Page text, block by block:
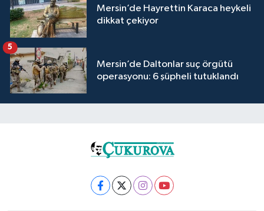
Mersin’de Hayrettin Karaca heykeli
dikkat çekiyor
Mersin’de Daltonlar suç örgütü
operasyonu: 6 şüpheli tutuklandı
5